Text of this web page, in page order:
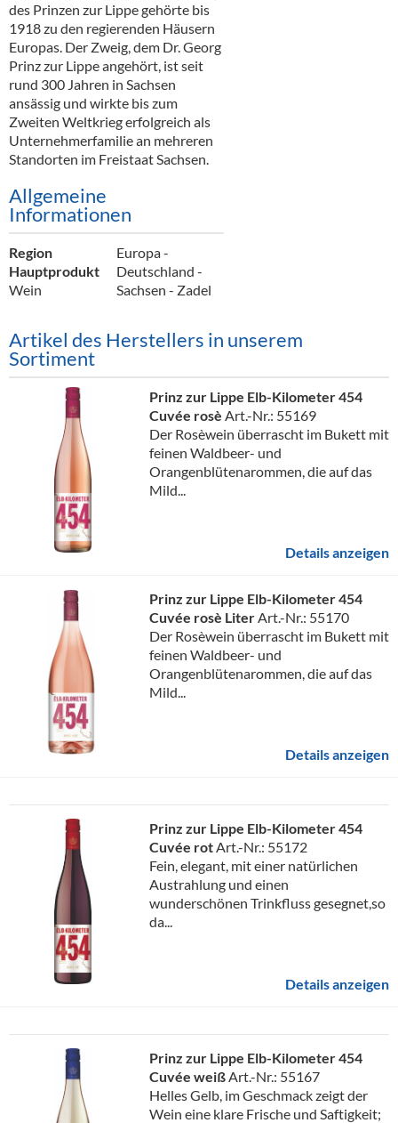
des Prinzen zur Lippe gehörte bis
1918 zu den regierenden Häusern
Europas. Der Zweig, dem Dr. Georg
Prinz zur Lippe angehört, ist seit
rund 300 Jahren in Sachsen
ansässig und wirkte bis zum
Zweiten Weltkrieg erfolgreich als
Unternehmerfamilie an mehreren
Standorten im Freistaat Sachsen.
Allgemeine
Informationen
Region
Europa -
Deutschland -
Sachsen - Zadel
Hauptprodukt
Wein
Artikel des Herstellers in unserem
Sortiment
Prinz zur Lippe Elb-Kilometer 454
Cuvée rosè Art.-Nr.: 55169
Der Rosèwein überrascht im Bukett mit
feinen Waldbeer- und
Orangenblütenarommen, die auf das
Mild...
Details anzeigen
Prinz zur Lippe Elb-Kilometer 454
Cuvée rosè LiterArt.-Nr.: 55170
Der Rosèwein überrascht im Bukett mit
feinen Waldbeer- und
Orangenblütenarommen, die auf das
Mild...
Details anzeigen
Prinz zur Lippe Elb-Kilometer 454
Cuvée rotArt.-Nr.: 55172
Fein, elegant, mit einer natürlichen
Austrahlung und einen
wunderschönen Trinkfluss gesegnet,so
da...
Details anzeigen
Prinz zur Lippe Elb-Kilometer 454
Cuvée weißArt.-Nr.: 55167
Helles Gelb, im Geschmack zeigt der
Wein eine klare Frische und Saftigkeit;